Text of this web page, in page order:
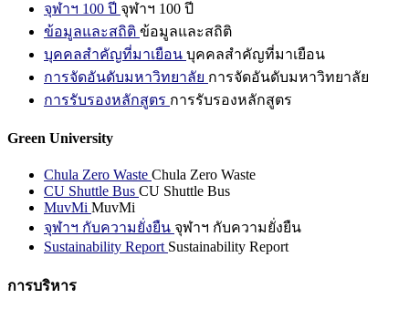
จุฬาฯ 100 ปี จุฬาฯ 100 ปี
ข้อมูลและสถิติ ข้อมูลและสถิติ
บุคคลสำคัญที่มาเยือน บุคคลสำคัญที่มาเยือน
การจัดอันดับมหาวิทยาลัย การจัดอันดับมหาวิทยาลัย
การรับรองหลักสูตร การรับรองหลักสูตร
Green University
Chula Zero Waste Chula Zero Waste
CU Shuttle Bus CU Shuttle Bus
MuvMi MuvMi
จุฬาฯ กับความยั่งยืน จุฬาฯ กับความยั่งยืน
Sustainability Report Sustainability Report
การบริหาร